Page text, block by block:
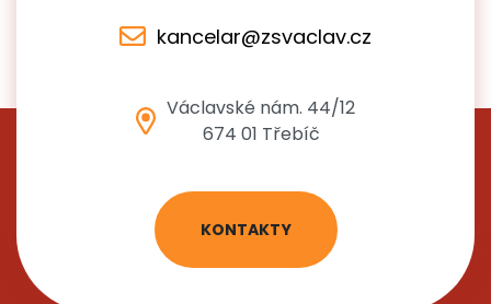
kancelar@zsvaclav.cz
Václavské nám. 44/12
674 01 Třebíč
KONTAKTY